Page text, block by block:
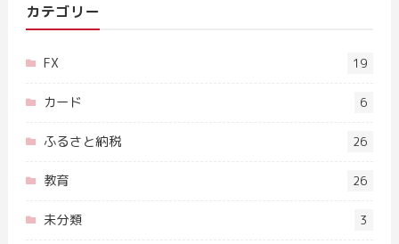
カテゴリー
FX 19
カード 6
ふるさと納税 26
教育 26
未分類 3